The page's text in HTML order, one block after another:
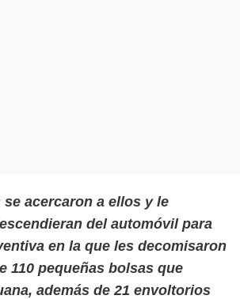
acercaron a ellos y le
del automóvil para
en la que les decomisaron
110 pequeñas bolsas que
además de 21 envoltorios